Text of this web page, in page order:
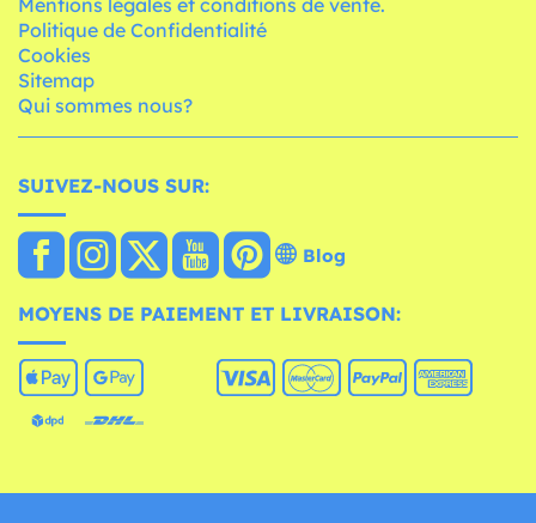
Politique de Confidentialité
Cookies
Sitemap
Qui sommes nous?
SUIVEZ-NOUS SUR:
Blog
MOYENS DE PAIEMENT ET LIVRAISON: